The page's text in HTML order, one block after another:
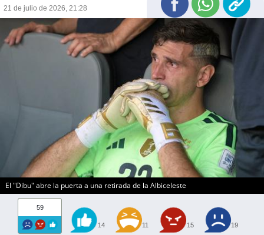
21 de julio de 2026, 21:28
El "Dibu" abre la puerta a una retirada de la Albiceleste
59
14 11 15 19